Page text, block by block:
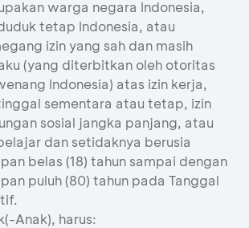
warga negara Indonesia,
tetap Indonesia, atau
izin yang sah dan masih
(yang diterbitkan oleh otoritas
Indonesia) atas izin kerja,
sementara atau tetap, izin
sosial jangka panjang, atau
dan setidaknya berusia
belas (18) tahun sampai dengan
puluh (80) tahun pada Tanggal
Anak), harus: